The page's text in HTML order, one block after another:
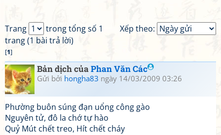
Xếp theo:
Trang
trong tổng số 1
trang (1 bài trả lời)
[1]
Bản dịch củaPhan Văn Các
Gửi bởi hongha83 ngày 14/03/2009 03:26
Phường buôn súng đạn uổng công gào
Nguyên tử, đô la chớ tự hào
Quỷ Mút chết treo, Hít chết cháy